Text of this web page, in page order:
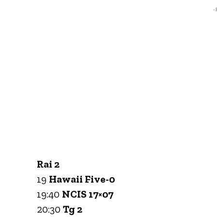
-
Rai 2
19 Hawaii Five-0
19:40 NCIS 17×07
20:30 Tg 2